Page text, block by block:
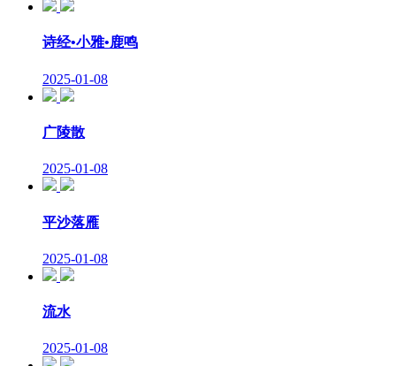
诗经•小雅•鹿鸣
2025-01-08
广陵散
2025-01-08
平沙落雁
2025-01-08
流水
2025-01-08